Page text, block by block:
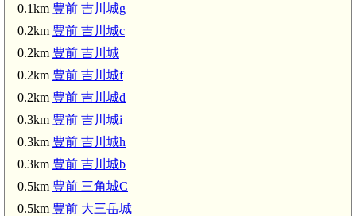
0.1km 豊前 吉川城g
0.2km 豊前 吉川城c
0.2km 豊前 吉川城
0.2km 豊前 吉川城f
0.2km 豊前 吉川城d
0.3km 豊前 吉川城i
0.3km 豊前 吉川城h
0.3km 豊前 吉川城b
0.5km 豊前 三角城C
0.5km 豊前 大三岳城